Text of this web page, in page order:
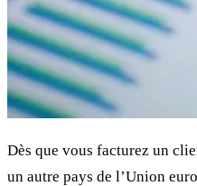
Dès que vous facturez un
un autre pays de l’Union